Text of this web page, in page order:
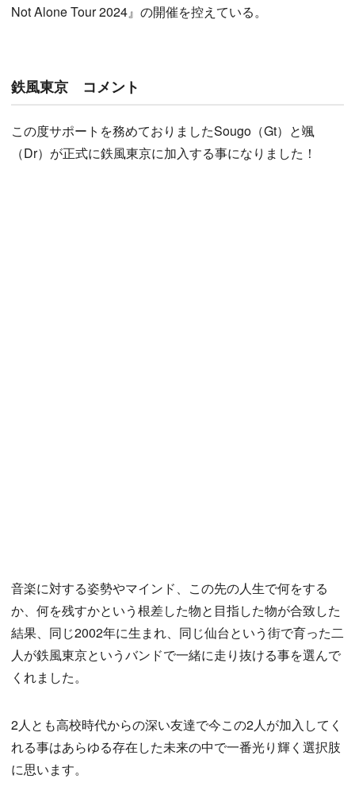
Not Alone Tour 2024』の開催を控えている。
鉄風東京 コメント
この度サポートを務めておりましたSougo（Gt）と颯
（Dr）が正式に鉄風東京に加入する事になりました！
音楽に対する姿勢やマインド、この先の人生で何をする
か、何を残すかという根差した物と目指した物が合致した
結果、同じ2002年に生まれ、同じ仙台という街で育った二
人が鉄風東京というバンドで一緒に走り抜ける事を選んで
くれました。
2人とも高校時代からの深い友達で今この2人が加入してく
れる事はあらゆる存在した未来の中で一番光り輝く選択肢
に思います。